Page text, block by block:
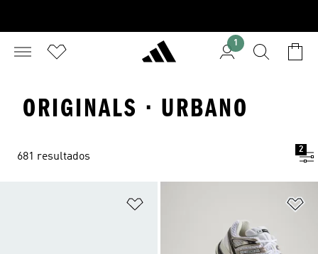
1
ORIGINALS · URBANO
681 resultados
2